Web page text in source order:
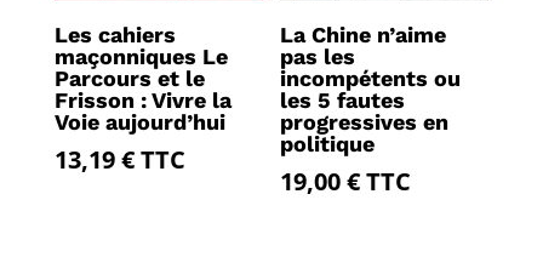
Les cahiers
maçonniques Le
Parcours et le
Frisson : Vivre la
Voie aujourd’hui
13,19€TTC
La Chine n’aime
pas les
incompétents ou
les 5 fautes
progressives en
politique
19,00€TTC